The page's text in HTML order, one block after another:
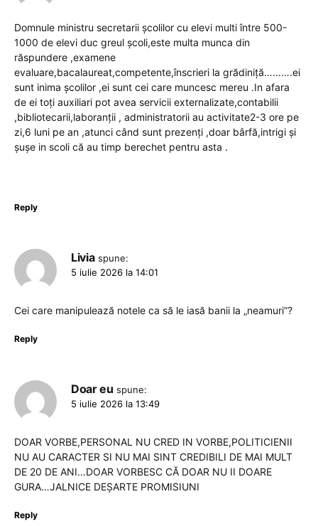
Domnule ministru secretarii școlilor cu elevi multi între 500-
1000 de elevi duc greul școli,este multa munca din
răspundere ,examene
evaluare,bacalaureat,competente,înscrieri la grădiniță……….ei
sunt inima școlilor ,ei sunt cei care muncesc mereu .In afara
de ei toți auxiliari pot avea servicii externalizate,contabilii
,bibliotecarii,laboranții , administratorii au activitate2-3 ore pe
zi,6 luni pe an ,atunci când sunt prezenți ,doar bârfă,intrigi și
șușe in scoli că au timp berechet pentru asta .
Reply
Livia spune:
5 iulie 2026 la 14:01
Cei care manipulează notele ca să le iasă banii la „neamuri”?
Reply
Doar eu spune:
5 iulie 2026 la 13:49
DOAR VORBE,PERSONAL NU CRED IN VORBE,POLITICIENII
NU AU CARACTER SI NU MAI SINT CREDIBILI DE MAI MULT
DE 20 DE ANI…DOAR VORBESC CĂ DOAR NU II DOARE
GURA…JALNICE DEȘARTE PROMISIUNI
Reply